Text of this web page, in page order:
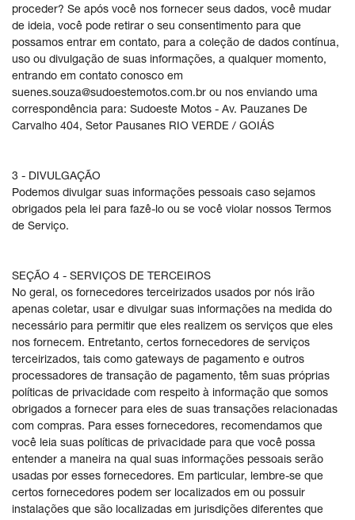
proceder? Se após você nos fornecer seus dados, você mudar
de ideia, você pode retirar o seu consentimento para que
possamos entrar em contato, para a coleção de dados contínua,
uso ou divulgação de suas informações, a qualquer momento,
entrando em contato conosco em
suenes.souza@sudoestemotos.com.br ou nos enviando uma
correspondência para: Sudoeste Motos - Av. Pauzanes De
Carvalho 404, Setor Pausanes RIO VERDE / GOIÁS
3 - DIVULGAÇÃO
Podemos divulgar suas informações pessoais caso sejamos
obrigados pela lei para fazê-lo ou se você violar nossos Termos
de Serviço.
SEÇÃO 4 - SERVIÇOS DE TERCEIROS
No geral, os fornecedores terceirizados usados por nós irão
apenas coletar, usar e divulgar suas informações na medida do
necessário para permitir que eles realizem os serviços que eles
nos fornecem. Entretanto, certos fornecedores de serviços
terceirizados, tais como gateways de pagamento e outros
processadores de transação de pagamento, têm suas próprias
políticas de privacidade com respeito à informação que somos
obrigados a fornecer para eles de suas transações relacionadas
com compras. Para esses fornecedores, recomendamos que
você leia suas políticas de privacidade para que você possa
entender a maneira na qual suas informações pessoais serão
usadas por esses fornecedores. Em particular, lembre-se que
certos fornecedores podem ser localizados em ou possuir
instalações que são localizadas em jurisdições diferentes que